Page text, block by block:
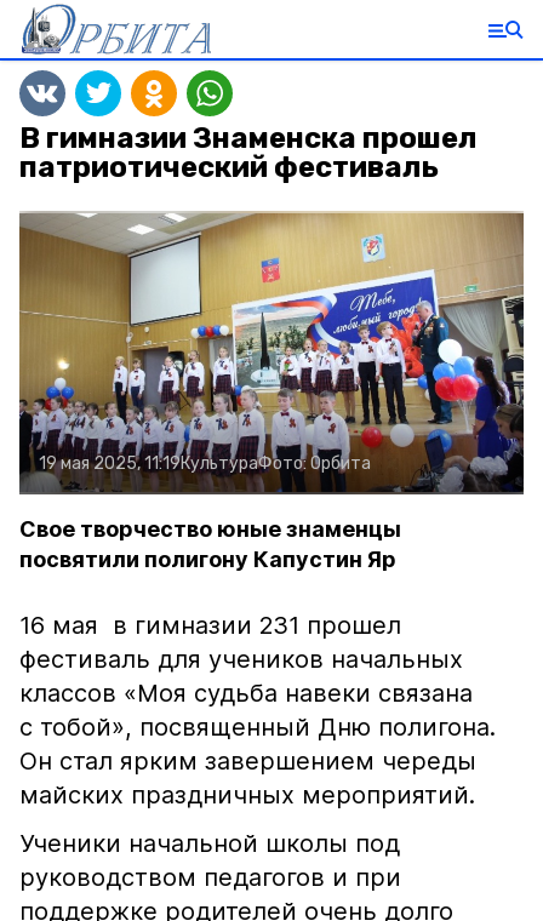
В гимназии Знаменска прошел
патриотический фестиваль
19 мая 2025, 11:19КультураФото:Орбита
Свое творчество юные знаменцы
посвятили полигону Капустин Яр
16 мая в гимназии 231 прошел
фестиваль для учеников начальных
классов «Моя судьба навеки связана
с тобой», посвященный Дню полигона.
Он стал ярким завершением череды
майских праздничных мероприятий.
Ученики начальной школы под
руководством педагогов и при
поддержке родителей очень долго